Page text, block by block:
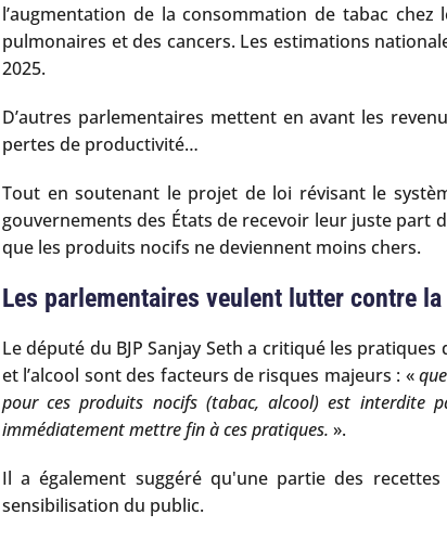
l’augmentation de la consommation de tabac
pulmonaires et des cancers. Les estimations
2025.
D’autres parlementaires mettent en avant les
pertes de productivité…
Tout en soutenant le projet de loi révisant le
gouvernements des États de recevoir leur juste part
que les produits nocifs ne deviennent moins chers.
Les parlementaires veulent lutter contre
Le député du BJP Sanjay Seth a critiqué les
et l’alcool sont des facteurs de risques majeurs : «
pour ces produits nocifs (tabac, alcool) est interdite
immédiatement mettre fin à ces pratiques. ».
Il a également suggéré qu'une partie des
sensibilisation du public.